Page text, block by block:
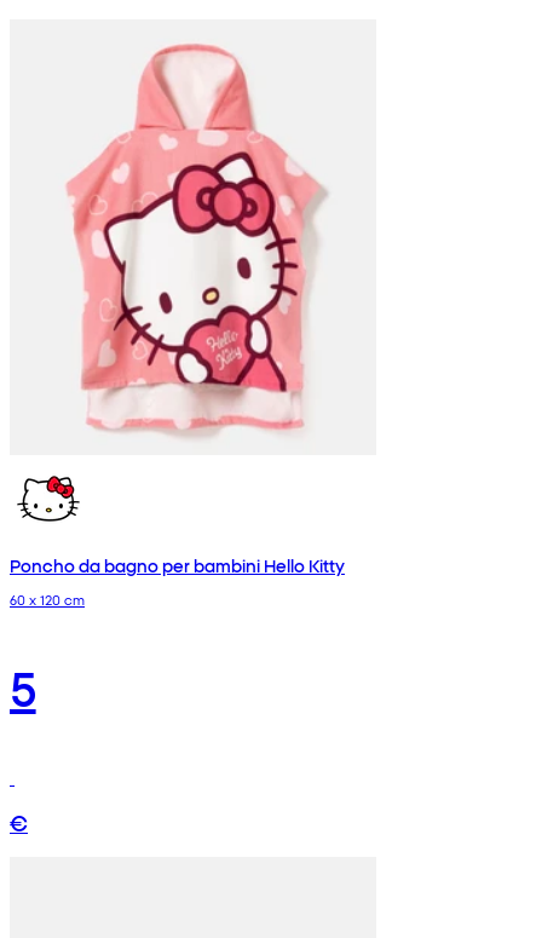
Poncho da bagno per bambini Hello Kitty
60 x 120 cm
5
€